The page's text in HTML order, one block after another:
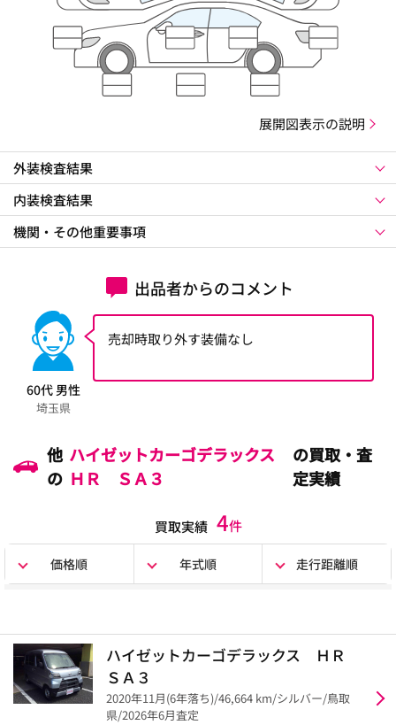
展開図表示の説明
外装検査結果
内装検査結果
機関・その他重要事項
出品者からのコメント
60代 男性
埼玉県
売却時取り外す装備なし
他
の
ハイゼットカーゴデラックス
ＨＲ ＳＡ３
の買取・査
定実績
買取実績 4件
価格順 年式順 走行距離順
ハイゼットカーゴデラックス ＨＲ
ＳＡ３
2020年11月(6年落ち)/46,664 km/シルバー/鳥取
県/2026年6月査定